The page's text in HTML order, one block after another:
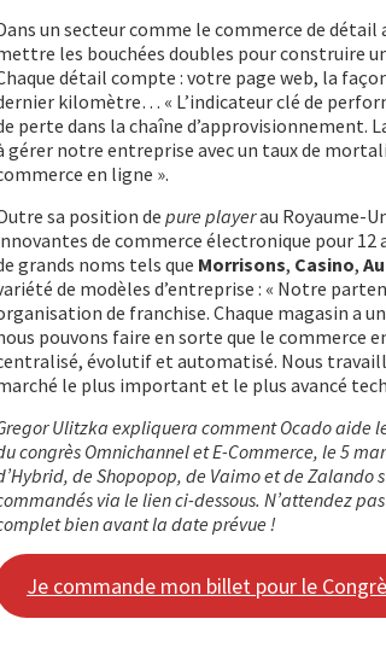
un secteur comme le commerce de
les bouchées doubles pour construire
détail compte : votre page web, la
kilomètre… « L’indicateur clé de
perte dans la chaîne d’approvisionnement.
gérer notre entreprise avec un taux de
en ligne ».
sa position depure playerau Royaume-
de commerce électronique pour
grands noms tels que Morrisons, Casino,
de modèles d’entreprise : « Notre
de franchise. Chaque magasin a
pouvons faire en sorte que le commerce
évolutif et automatisé. Nous
le plus important et le plus avancé
Ulitzka expliquera comment Ocado aide
congrès Omnichannel et E-Commerce, le 5
de Shopopop, de Vaimo et de
via le lien ci-dessous. N’attendez
bien avant la date prévue !
Je commande mon billet pour le